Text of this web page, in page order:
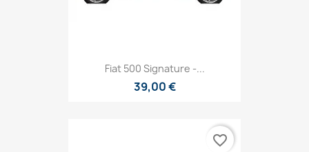
Fiat 500 Signature -...
39,00 €
favorite_border